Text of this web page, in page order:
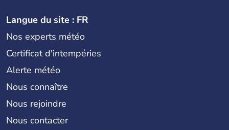
Langue du site : FR
Nos experts météo
Certificat d'intempéries
Alerte météo
Nous connaître
Nous rejoindre
Nous contacter